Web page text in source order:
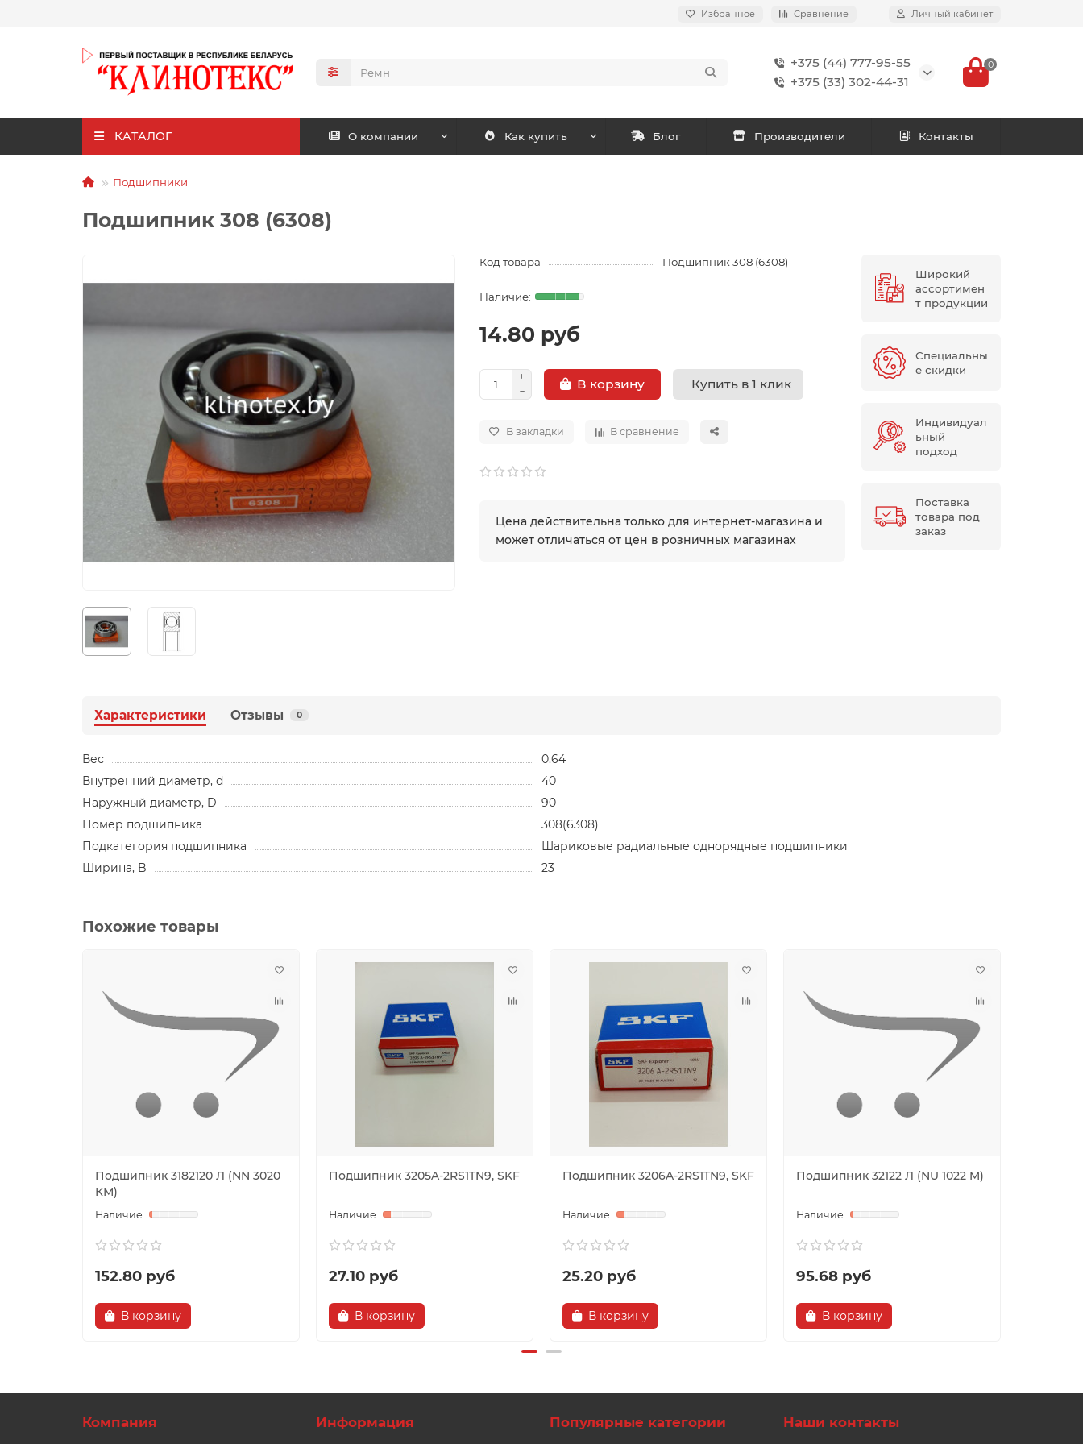
Избранное Сравнение Личный кабинет
+375 (44) 777-95-55
+375 (33) 302-44-31
0
КАТАЛОГ О компании Как купить Блог Производители Контакты
Подшипники
Подшипник 308 (6308)
Код товара Подшипник 308 (6308)
14.80 руб
В корзину Купить в 1 клик
В закладки В сравнение
Цена действительна только для интернет-магазина и
может отличаться от цен в розничных магазинах
Широкий
ассортимен
т продукции
Специальны
е скидки
Индивидуал
ьный
подход
Поставка
товара под
заказ
Характеристики Отзывы 0
Вес
0.64
Внутренний диаметр, d
40
Наружный диаметр, D
90
Номер подшипника
308(6308)
Подкатегория подшипника
Шариковые радиальные однорядные подшипники
Ширина, B
23
Похожие товары
Подшипник 3182120 Л (NN 3020
КМ)
152.80 руб
В корзину
Подшипник 3205A-2RS1TN9, SKF
27.10 руб
В корзину
Подшипник 3206A-2RS1TN9, SKF
25.20 руб
В корзину
Подшипник 32122 Л (NU 1022 M)
95.68 руб
В корзину
Компания Информация Популярные категории Наши контакты